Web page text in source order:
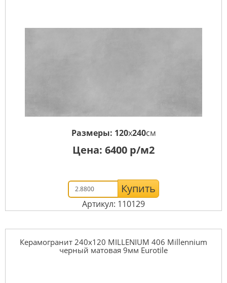
Размеры: 120x240см
Цена: 6400 р/м2
Купить
Артикул: 110129
Керамогранит 240x120 MILLENIUM 406 Millennium
черный матовая 9мм Eurotile